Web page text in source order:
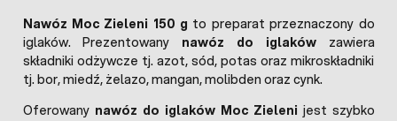
Nawóz Moc Zieleni 150 g to preparat przeznaczony do
iglaków. Prezentowany nawóz do iglakówzawiera
składniki odżywcze tj. azot, sód, potas oraz mikroskładniki
tj. bor, miedź, żelazo, mangan, molibden oraz cynk.
Oferowany nawóz do iglaków Moc Zieleni jest szybko